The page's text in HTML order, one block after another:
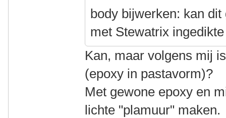
body bijwerken: kan
met Stewatrix
Kan, maar volgens mij
(epoxy in pastavorm)?
Met gewone epoxy en
lichte "plamuur" maken.